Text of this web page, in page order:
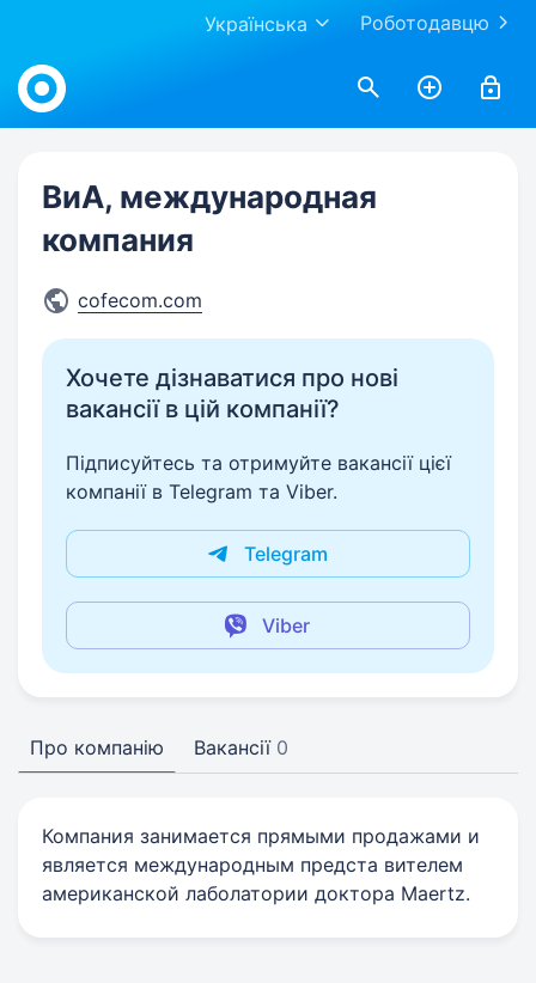
Роботодавцю
Українська
Work.ua
ВиА, международная
компания
cofecom.com
Хочете дізнаватися про нові
вакансії в цій компанії?
Підписуйтесь та отримуйте вакансії цієї
компанії в Telegram та Viber.
Telegram
Viber
Про компанію Вакансії 0
Компания занимается прямыми продажами и
является международным предста вителем
американской лаболатории доктора Maertz.